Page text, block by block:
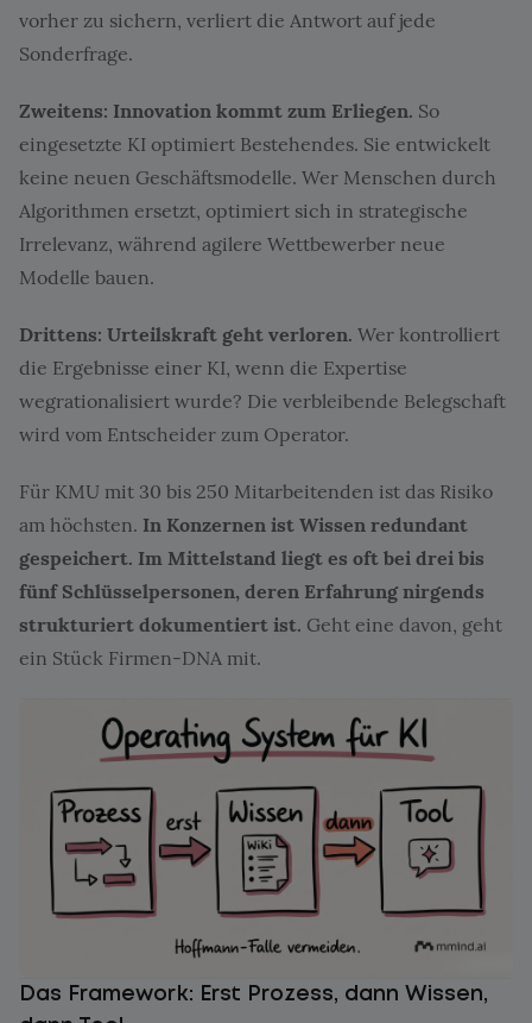
vorher zu sichern, verliert die Antwort auf jede
Sonderfrage.
Zweitens: Innovation kommt zum Erliegen. So
eingesetzte KI optimiert Bestehendes. Sie entwickelt
keine neuen Geschäftsmodelle. Wer Menschen durch
Algorithmen ersetzt, optimiert sich in strategische
Irrelevanz, während agilere Wettbewerber neue
Modelle bauen.
Drittens: Urteilskraft geht verloren. Wer kontrolliert
die Ergebnisse einer KI, wenn die Expertise
wegrationalisiert wurde? Die verbleibende Belegschaft
wird vom Entscheider zum Operator.
Für KMU mit 30 bis 250 Mitarbeitenden ist das Risiko
am höchsten. In Konzernen ist Wissen redundant
gespeichert. Im Mittelstand liegt es oft bei drei bis
fünf Schlüsselpersonen, deren Erfahrung nirgends
strukturiert dokumentiert ist. Geht eine davon, geht
ein Stück Firmen-DNA mit.
Das Framework: Erst Prozess, dann Wissen,